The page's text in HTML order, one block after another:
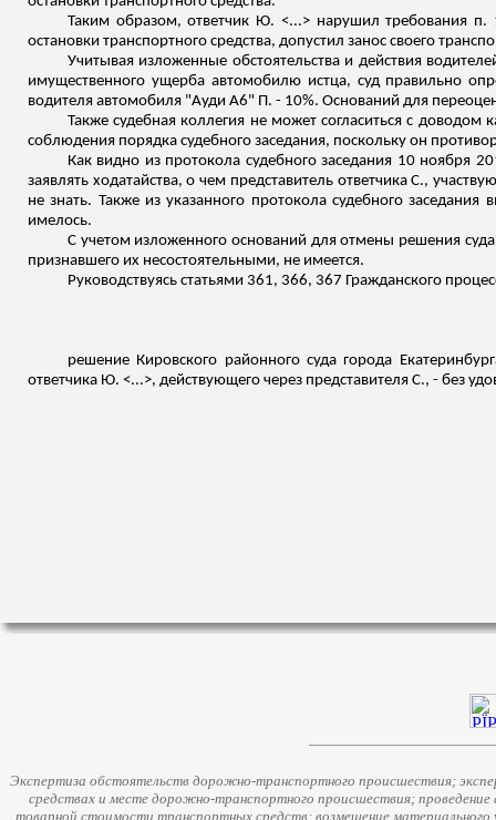
Таким образом, ответчик Ю. <...> нарушил требования
остановки транспортного средства, допустил занос своего
Учитывая изложенные обстоятельства и действия
имущественного ущерба автомобилю истца, суд правильно
водителя автомобиля "Ауди A6" П. - 10%. Оснований для
Также судебная коллегия не может согласиться с
соблюдения порядка судебного заседания, поскольку он
Как видно из протокола судебного заседания 10 ноября
заявлять ходатайства, о чем представитель ответчика С.,
не знать. Также из указанного протокола судебного
имелось.
С учетом изложенного оснований для отмены решения
признавшего их несостоятельными, не имеется.
Руководствуясь статьями 361, 366, 367 Гражданского
решение Кировского районного суда города
ответчика Ю. <...>, действующего через представителя С., - без
Экспертиза обстоятельств дорожно-транспортного происшествия;
средствах и месте дорожно-транспортного происшествия;
товарной стоимости транспортных средств; возмещение